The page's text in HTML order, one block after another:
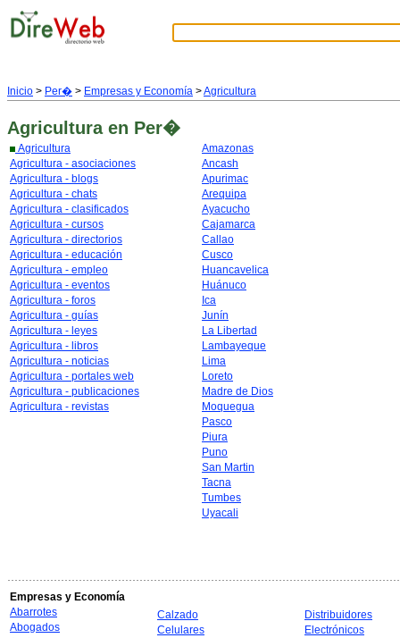
Inicio > Per� > Empresas y Economía >Agricultura
Agricultura en Per�
Agricultura
Agricultura - asociaciones
Agricultura - blogs
Agricultura - chats
Agricultura - clasificados
Agricultura - cursos
Agricultura - directorios
Agricultura - educación
Agricultura - empleo
Agricultura - eventos
Agricultura - foros
Agricultura - guías
Agricultura - leyes
Agricultura - libros
Agricultura - noticias
Agricultura - portales web
Agricultura - publicaciones
Agricultura - revistas
Amazonas
Ancash
Apurimac
Arequipa
Ayacucho
Cajamarca
Callao
Cusco
Huancavelica
Huánuco
Ica
Junín
La Libertad
Lambayeque
Lima
Loreto
Madre de Dios
Moquegua
Pasco
Piura
Puno
San Martin
Tacna
Tumbes
Uyacali
Empresas y Economía
Abarrotes
Abogados
Calzado
Celulares
Distribuidores
Electrónicos